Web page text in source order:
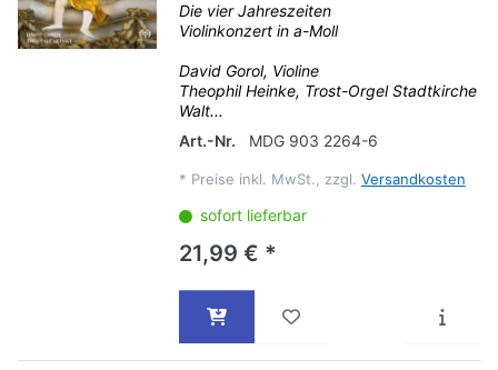
Die vier Jahreszeiten
Violinkonzert in a-Moll
David Gorol, Violine
Theophil Heinke, Trost-Orgel Stadtkirche
Walt...
Art.-Nr.
MDG 903 2264-6
* Preise inkl. MwSt., zzgl. Versandkosten
sofort lieferbar
21,99 € *